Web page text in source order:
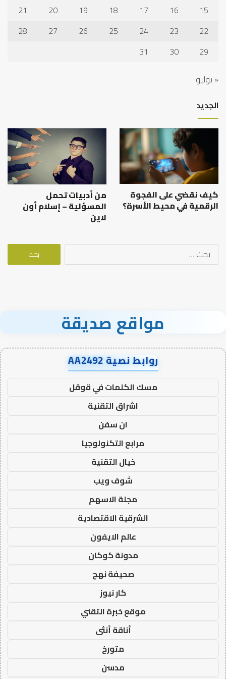
15
16
17
18
19
20
21
22
23
24
25
26
27
28
29
30
31
« يوليو
الجديد
كيف نقضي على الفجوة
الرقمية في محيط الأسرة؟
من أدبيات تحمل
المسؤلية – إسلام أون
لاين
البحث
مواقع صديقة
روابط نصية AA2492
مسك الكلمات في قوقل
اشراق التقنية
ان سفن
مرابع التكنولوجيا
خيال التقنية
شوف ويب
مجلة الاسهم
الشرقية الاقتصادية
عالم الايفون
مدونة كوكان
صحيفة نهج
كار نيوز
موقع خبرة التقني
أناقة أنثى
متورخ
مدسن